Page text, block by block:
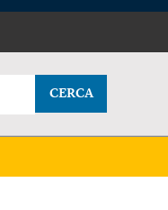
CERCA